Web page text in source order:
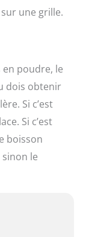
une grille.
poudre, le
dois obtenir
Si c’est
Si c’est
boisson
sinon le